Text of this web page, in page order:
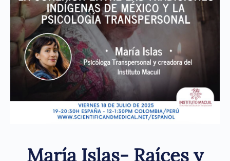
María Islas- Raíces y